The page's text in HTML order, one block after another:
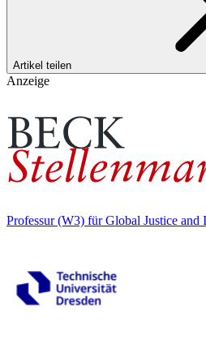
Artikel teilen
Anzeige
Professur (W3) für Global Justice and